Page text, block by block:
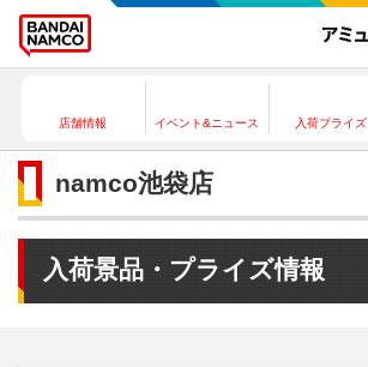
店舗情報 イベント&ニュース 入荷プライズ
namco池袋店
入荷景品・プライズ情報